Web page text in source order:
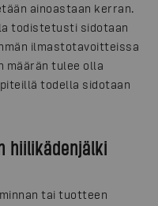
ainoastaan kerran.
todistetusti sidotaan
ilmastotavoitteissa
määrän tulee olla
todella sidotaan
hiilikädenjälki
tai tuotteen